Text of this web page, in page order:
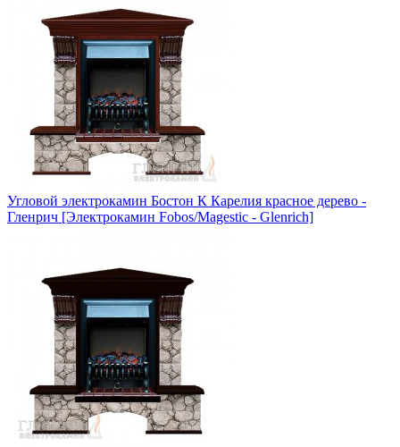
Угловой электрокамин Бостон К Карелия красное дерево -
Гленрич [Электрокамин Fobos/Magestic - Glenrich]